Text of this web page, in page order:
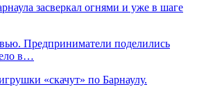
засверкал огнями и уже в шаге
Предприниматели поделились
в…
«скачут» по Барнаулу.